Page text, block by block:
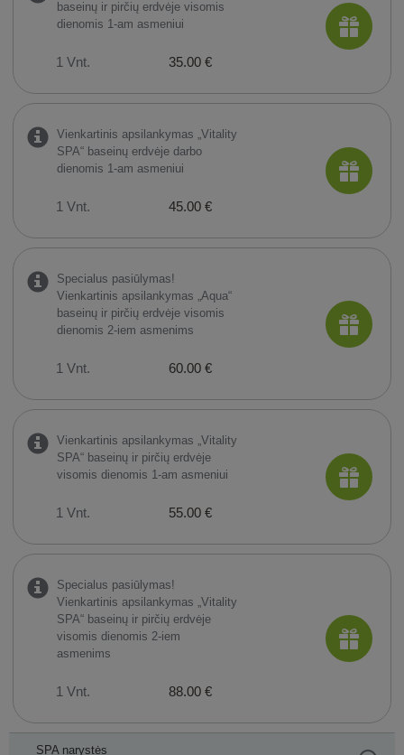
baseinų ir pirčių erdvėje visomis
dienomis 1-am asmeniui
1 Vnt. 35.00 €
Vienkartinis apsilankymas „Vitality
SPA“ baseinų erdvėje darbo
dienomis 1-am asmeniui
1 Vnt. 45.00 €
Specialus pasiūlymas!
Vienkartinis apsilankymas „Aqua“
baseinų ir pirčių erdvėje visomis
dienomis 2-iem asmenims
1 Vnt. 60.00 €
Vienkartinis apsilankymas „Vitality
SPA“ baseinų ir pirčių erdvėje
visomis dienomis 1-am asmeniui
1 Vnt. 55.00 €
Specialus pasiūlymas!
Vienkartinis apsilankymas „Vitality
SPA“ baseinų ir pirčių erdvėje
visomis dienomis 2-iem
asmenims
1 Vnt. 88.00 €
SPA narystės